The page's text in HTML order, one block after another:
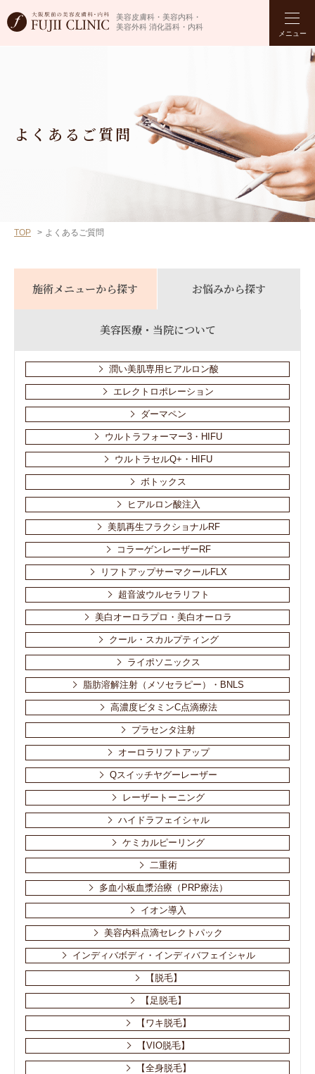
美容皮膚科・美容内科・
美容外科 消化器科・内科
メニュー
よくあるご質問
TOP よくあるご質問
施術メニューから探す お悩みから探す
美容医療・当院について
潤い美肌専用ヒアルロン酸
エレクトロポレーション
ダーマペン
ウルトラフォーマー3・HIFU
ウルトラセルQ+・HIFU
ボトックス
ヒアルロン酸注入
美肌再生フラクショナルRF
コラーゲンレーザーRF
リフトアップサーマクールFLX
超音波ウルセラリフト
美白オーロラプロ・美白オーロラ
クール・スカルプティング
ライポソニックス
脂肪溶解注射（メソセラピー）・BNLS
高濃度ビタミンC点滴療法
プラセンタ注射
オーロラリフトアップ
Qスイッチヤグーレーザー
レーザートーニング
ハイドラフェイシャル
ケミカルピーリング
二重術
多血小板血漿治療（PRP療法）
イオン導入
美容内科点滴セレクトパック
インディバボディ・インディバフェイシャル
【脱毛】
【足脱毛】
【ワキ脱毛】
【VIO脱毛】
【全身脱毛】